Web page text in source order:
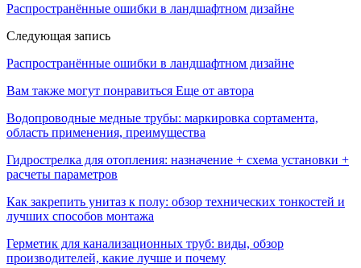
Распространённые ошибки в ландшафтном дизайне
Следующая запись
Распространённые ошибки в ландшафтном дизайне
Вам также могут понравиться Еще от автора
Водопроводные медные трубы: маркировка сортамента,
область применения, преимущества
Гидрострелка для отопления: назначение + схема установки +
расчеты параметров
Как закрепить унитаз к полу: обзор технических тонкостей и
лучших способов монтажа
Герметик для канализационных труб: виды, обзор
производителей, какие лучше и почему